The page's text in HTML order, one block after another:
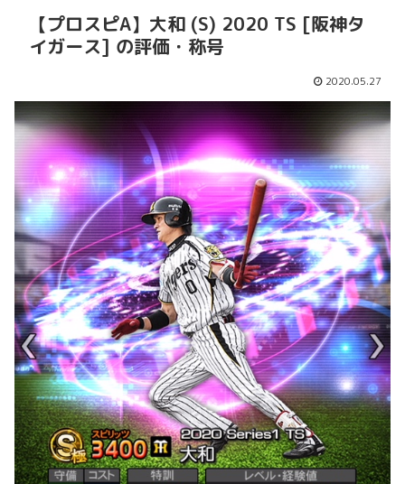
【プロスピA】大和 (S) 2020 TS [阪神タ
イガース] の評価・称号
2020.05.27